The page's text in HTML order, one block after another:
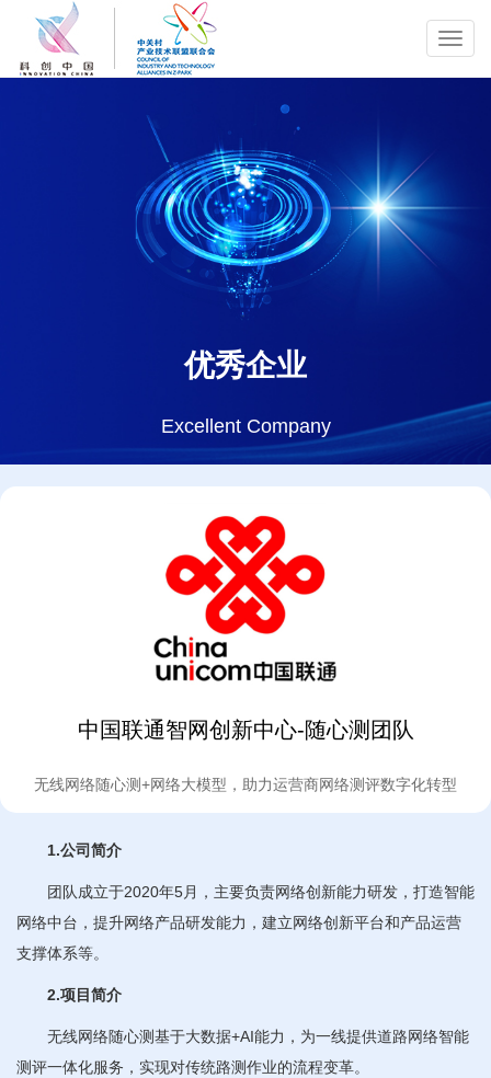
优秀企业
Excellent Company
中国联通智网创新中心-随心测团队
无线网络随心测+网络大模型，助力运营商网络测评数字化转型
1.公司简介
团队成立于2020年5月，主要负责网络创新能力研发，打造智能
网络中台，提升网络产品研发能力，建立网络创新平台和产品运营
支撑体系等。
2.项目简介
无线网络随心测基于大数据+AI能力，为一线提供道路网络智能
测评一体化服务，实现对传统路测作业的流程变革。